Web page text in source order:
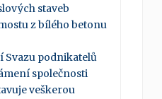
staveb
z bílého betonu
Svazu podnikatelů
společnosti
veškerou